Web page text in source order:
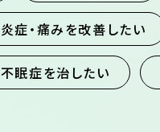
炎症・痛みを改善したい
不眠症を治したい